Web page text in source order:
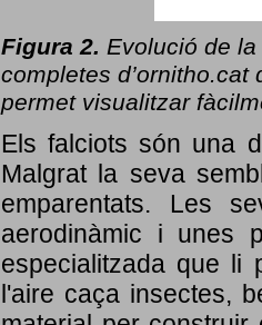
Figura 2. Evolució de la
completes d’ornitho.cat
permet visualitzar
Els falciots són una
Malgrat la seva
emparentats. Les
aerodinàmic i unes
especialitzada que li
l'aire caça insectes,